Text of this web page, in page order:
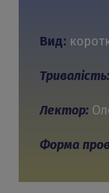
Вид:
Тривалість:
Лектор:
Форма